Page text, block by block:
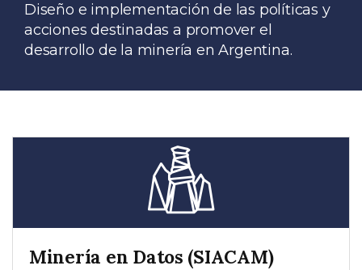
Diseño e implementación de las políticas y
acciones destinadas a promover el
desarrollo de la minería en Argentina.
Minería en Datos (SIACAM)